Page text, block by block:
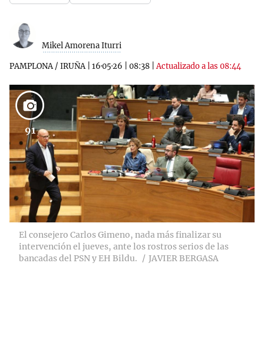
Mikel Amorena Iturri
PAMPLONA / IRUÑA| 16·05·26 08:38 |Actualizado a las 08:44
91
El consejero Carlos Gimeno, nada más finalizar su
intervención el jueves, ante los rostros serios de las
bancadas del PSN y EH Bildu.
JAVIER BERGASA